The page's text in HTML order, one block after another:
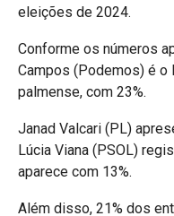
eleições de 2024.
Conforme os números
Campos (Podemos) é o
palmense, com 23%.
Janad Valcari (PL)
Lúcia Viana (PSOL)
aparece com 13%.
Além disso, 21% dos